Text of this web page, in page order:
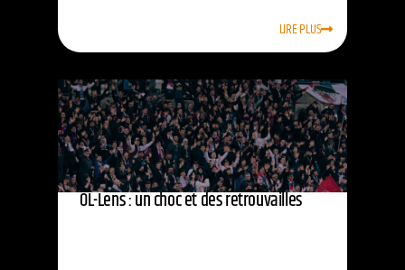
LIRE PLUS
OL-Lens : un choc et des retrouvailles